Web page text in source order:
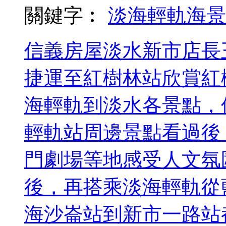
關鍵字︰ 淡海輕軌海景
信義房屋淡水新市店
捷運至紅樹林站欣賞
海輕軌到淡水各景點
輕軌站周邊景點看過
門劇場等地感受人文
後，再搭乘淡海輕軌
海沙崙站到新市一路